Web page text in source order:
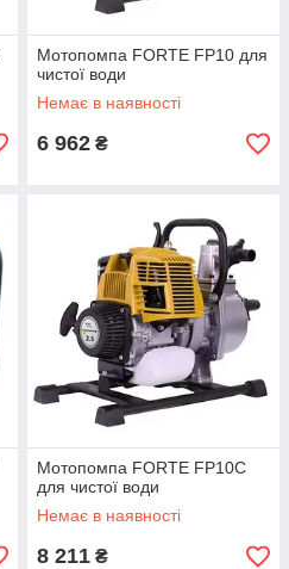
Мотопомпа FORTE FP10 для
чистої води
Немає в наявності
6 962 ₴
Мотопомпа FORTE FP10С
для чистої води
Немає в наявності
8 211 ₴